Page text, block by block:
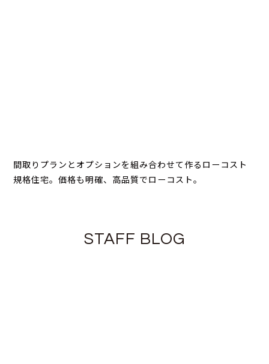
間取りプランとオプションを組み合わせて作るローコスト
規格住宅。価格も明確、高品質でローコスト。
STAFF BLOG